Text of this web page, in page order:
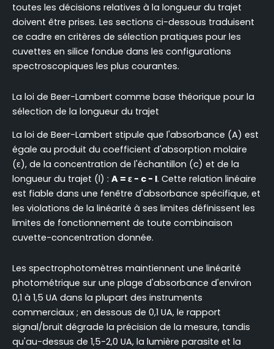
toutes les décisions relatives à la longueur du trajet
doivent être prises. Les sections ci-dessous traduisent
ce cadre en critères de sélection pratiques pour les
cuvettes en silice fondue dans les configurations
spectroscopiques les plus courantes.
La loi de Beer-Lambert comme base théorique pour la
sélection de la longueur du trajet
La loi de Beer-Lambert stipule que l'absorbance (A) est
égale au produit du coefficient d'absorption molaire
(ε), de la concentration de l'échantillon (c) et de la
longueur du trajet (l) : A = ε - c - l. Cette relation linéaire
est fiable dans une fenêtre d'absorbance spécifique, et
les violations de la linéarité à ses limites définissent les
limites de fonctionnement de toute combinaison
cuvette-concentration donnée.
Les spectrophotomètres maintiennent une linéarité
photométrique sur une plage d'absorbance d'environ
0,1 à 1,5 UA dans la plupart des instruments
commerciaux ; en dessous de 0,1 UA, le rapport
signal/bruit dégrade la précision de la mesure, tandis
qu'au-dessus de 1,5-2,0 UA, la lumière parasite et la